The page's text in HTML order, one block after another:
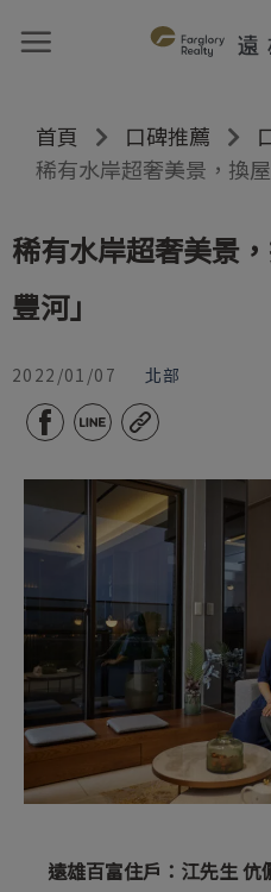
首頁 口碑推薦
稀有水岸超奢美景，換
稀有水岸超奢美景
豐河」
2022/01/07 北部
遠雄百富住戶：江先生 伉